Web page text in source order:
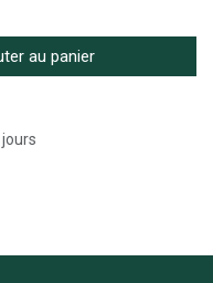
au panier